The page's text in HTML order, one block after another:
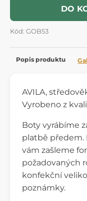
DO
Kód: GOB53
Popis produktu
AVILA,
Vyrobeno z
Boty vyrábíme
platbě předem.
vám zašleme
požadovaných
konfekční
poznámky.